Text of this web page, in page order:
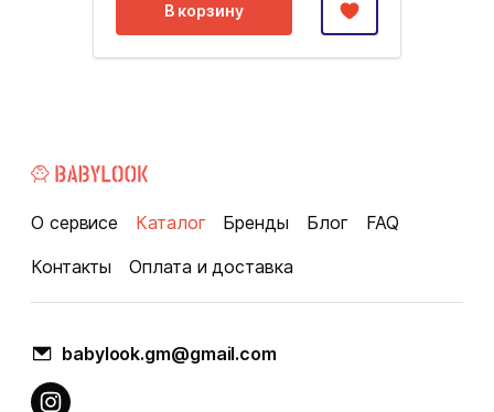
В корзину
О сервисе Каталог Бренды Блог
FAQ
Контакты
Оплата и доставка
babylook.gm@gmail.com